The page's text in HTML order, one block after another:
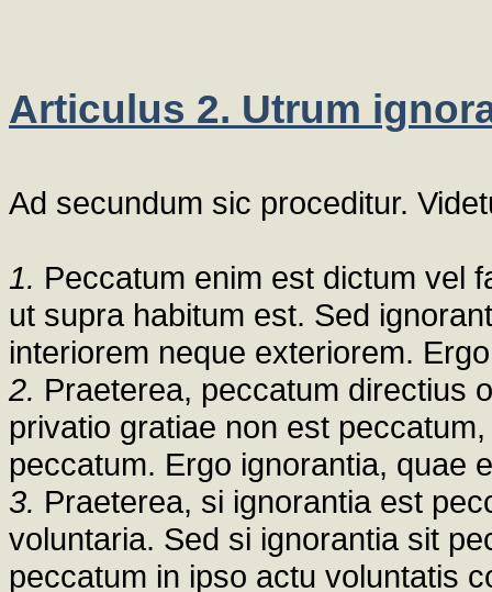
Articulus 2. Utrum
Ad secundum sic proceditur.
1. Peccatum enim est dictum vel
ut supra habitum est. Sed
interiorem neque exteriorem.
2. Praeterea, peccatum directius
privatio gratiae non est
peccatum. Ergo ignorantia, quae
3. Praeterea, si ignorantia est
voluntaria. Sed si ignorantia sit
peccatum in ipso actu voluntatis